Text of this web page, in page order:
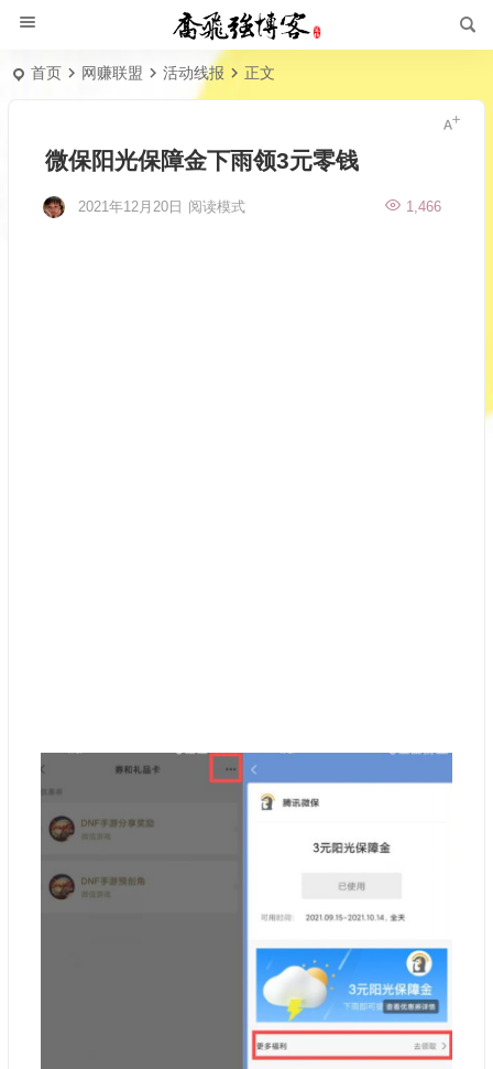
首页 网赚联盟 活动线报 正文
微保阳光保障金下雨领3元零钱
2021年12月20日 1,466
阅读模式